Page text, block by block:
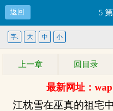
返回 5
字: 大 中 小
上一章 回目录
最新网址：
江枕雪在巫真的祖宅中